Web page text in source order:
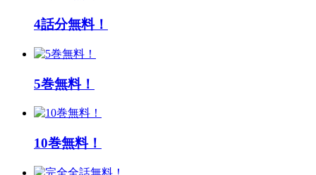
4話分無料！
5巻無料！
10巻無料！